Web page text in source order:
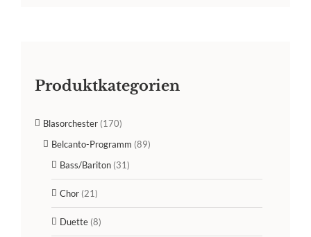
Produktkategorien
Blasorchester (170)
Belcanto-Programm (89)
Bass/Bariton (31)
Chor (21)
Duette (8)